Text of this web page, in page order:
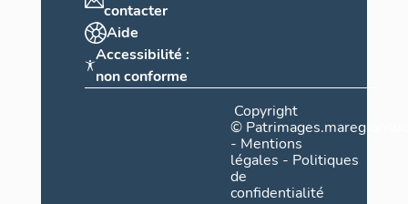
contacter
Aide
Accessibilité :
non conforme
Copyright
©
- Mentions
légales - Politiques
de
confidentialité